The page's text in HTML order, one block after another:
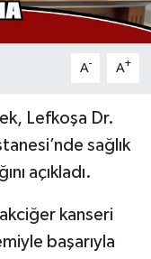
A- A+
Lefkoşa Dr.
sağlık
açıkladı.
kanseri
başarıyla